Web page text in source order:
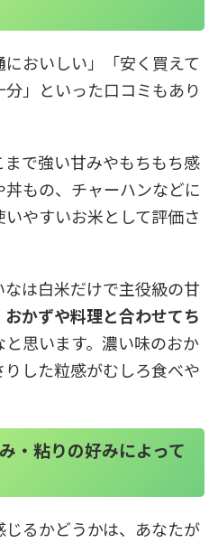
おいしい」「安く買えて
」といった口コミもあり
で強い甘みやもちもち感
もの、チャーハンなどに
やすいお米として評価さ
は白米だけで主役級の甘
おかずや料理と合わせてち
と思います。濃い味のおか
した粒感がむしろ食べや
・粘りの好みによって
るかどうかは、あなたが